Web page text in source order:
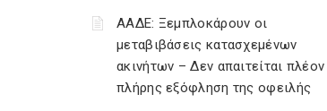
ΑΑΔΕ: Ξεμπλοκάρουν οι
μεταβιβάσεις κατασχεμένων
ακινήτων – Δεν απαιτείται πλέον
πλήρης εξόφληση της οφειλής